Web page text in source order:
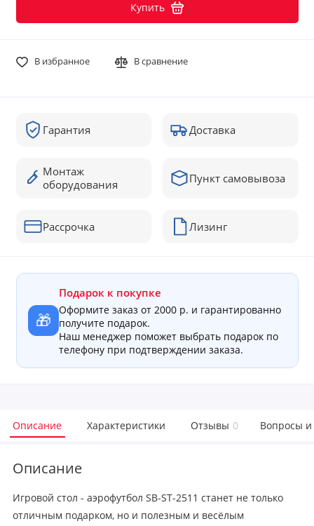
Купить
В избранное В сравнение
Гарантия Доставка
Монтаж
оборудования
Пункт самовывоза
Рассрочка Лизинг
🎁
Подарок к покупке
Оформите заказ от 2000 р. и гарантированно
получите подарок.
Наш менеджер поможет выбрать подарок по
телефону при подтверждении заказа.
Описание Характеристики Отзывы 0 Вопросы и
Описание
Игровой стол - аэрофутбол SB-ST-2511 станет не только
отличным подарком, но и полезным и весёлым